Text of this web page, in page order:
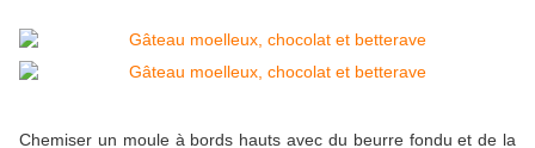
Chemiser un moule à bords hauts avec du beurre fondu et de la